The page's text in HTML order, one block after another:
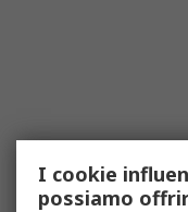
I cookie
possiamo